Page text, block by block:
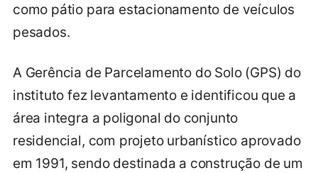
como pátio para estacionamento de veículos
pesados.
A Gerência de Parcelamento do Solo (GPS) do
instituto fez levantamento e identificou que a
área integra a poligonal do conjunto
residencial, com projeto urbanístico aprovado
em 1991, sendo destinada a construção de um